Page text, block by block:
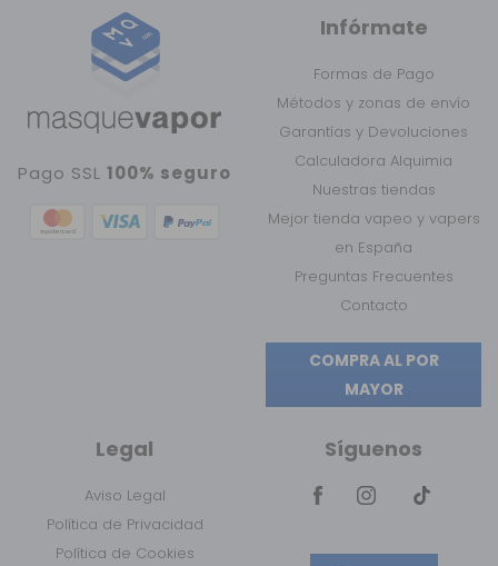
Pago SSL100% seguro
Infórmate
Formas de Pago
Métodos y zonas de envío
Garantías y Devoluciones
Calculadora Alquimia
Nuestras tiendas
Mejor tienda vapeo y vapers
en España
Preguntas Frecuentes
Contacto
COMPRA AL POR
MAYOR
Legal
Aviso Legal
Política de Privacidad
Política de Cookies
Síguenos